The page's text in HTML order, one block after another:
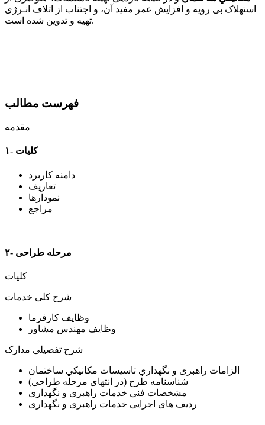
اﺳﺘﻬﻼک ﺑﯽ روﯾﻪ و اﻓﺰاﯾﺶ ﻋﻤﺮ ﻣﻔﯿﺪ آن، و اﺟﺘﻨﺎب از اﺗﻼف اﻧـﺮژی
ﺗﻬﯿﻪ و ﺗﺪوﯾﻦ ﺷﺪه اﺳﺖ.
فهرست مطالب
مقدمه
۱- کلیات
دامنه کاربرد
تعاریف
نمودارها
مراجع
۲- مرحله طراحی
کلیات
شرح کلی خدمات
وظایف کارفرما
وظایف مهندس مشاور
شرح تفصیلی مدارک
الزامات راهبری و ﻧﮕﻬﺪﺍﺭﻱ ﺗﺎﺳﻴﺴﺎﺕ ﻣﻜﺎﻧﻴﻜﻲ ﺳﺎﺧﺘﻤﺎﻥ
شناسنامه طرح (در انتهای مرحله طراحی)
مشخصات فنی خدمات راهبری و نگهداری
ردیف های اجرایی خدمات راهبری و نگهداری